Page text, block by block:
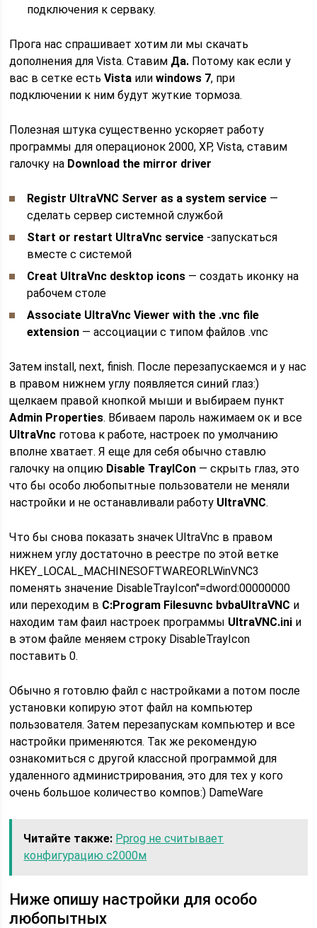
подключения к серваку.
Прога нас спрашивает хотим ли мы скачать
дополнения для Vista. Ставим Да. Потому как если у
вас в сетке естьVista илиwindows 7, при
подключении к ним будут жуткие тормоза.
Полезная штука существенно ускоряет работу
программы для операционок 2000, XP, Vista, ставим
галочку на Download the mirror driver
Registr UltraVNC Server as a system service —
сделать сервер системной службой
Start or restart UltraVnc service -запускаться
вместе с системой
Creat UltraVnc desktop icons — создать иконку на
рабочем столе
Associate UltraVnc Viewer with the .vnc file
extension — ассоциации с типом файлов .vnc
Затем install, next, finish. После перезапускаемся и у нас
в правом нижнем углу появляется синий глаз:)
щелкаем правой кнопкой мыши и выбираем пункт
Admin Properties. Вбиваем пароль нажимаем ок и все
UltraVnc готова к работе, настроек по умолчанию
вполне хватает. Я еще для себя обычно ставлю
галочку на опцию Disable TrayICon — скрыть глаз, это
что бы особо любопытные пользователи не меняли
настройки и не останавливали работу UltraVNC.
Что бы снова показать значек UltraVnc в правом
нижнем углу достаточно в реестре по этой ветке
HKEY_LOCAL_MACHINESOFTWAREORLWinVNC3
поменять значение DisableTrayIcon"=dword:00000000
или переходим в C:Program Filesuvnc bvbaUltraVNC и
находим там фаил настроек программы UltraVNC.ini и
в этом файле меняем строку DisableTrayIcon
поставить 0.
Обычно я готовлю файл с настройками а потом после
установки копирую этот файл на компьютер
пользователя. Затем перезапускам компьютер и все
настройки применяются. Так же рекомендую
ознакомиться с другой классной программой для
удаленного администрирования, это для тех у кого
очень большое количество компов:) DameWare
Читайте также: Pprog не считывает
конфигурацию с2000м
Ниже опишу настройки для особо
любопытных